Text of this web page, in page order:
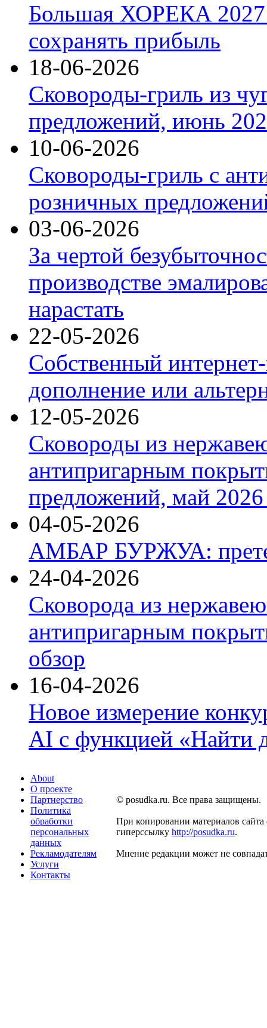
Большая ХОРЕКА 2027:
сохранять прибыль
18-06-2026
Сковороды-гриль из
предложений, июнь
10-06-2026
Сковороды-гриль с
розничных
03-06-2026
За чертой
производстве
нарастать
22-05-2026
Собственный
дополнение или
12-05-2026
Сковороды из
антипригарным
предложений, май 2026
04-05-2026
АМБАР БУРЖУА:
24-04-2026
Сковорода из
антипригарным
обзор
16-04-2026
Новое измерение
AI с функцией «Найти
About
О проекте
Партнерство
Политика
обработки
персональных
данных
Рекламодателям
Услуги
Контакты
© posudka.ru. Все права защищены.
При копировании материалов сайта
гиперссылку http://posudka.ru.
Мнение редакции может не